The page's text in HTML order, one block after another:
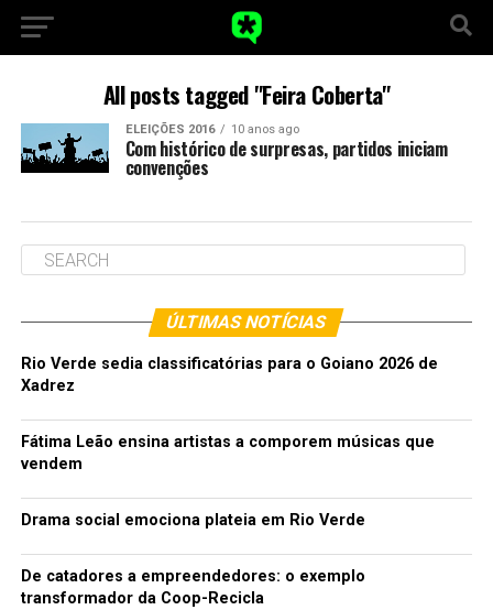
All posts tagged "Feira Coberta"
ELEIÇÕES 2016 10 anos ago
Com histórico de surpresas, partidos iniciam
convenções
ÚLTIMAS NOTÍCIAS
Rio Verde sedia classificatórias para o Goiano 2026 de
Xadrez
Fátima Leão ensina artistas a comporem músicas que
vendem
Drama social emociona plateia em Rio Verde
De catadores a empreendedores: o exemplo
transformador da Coop-Recicla